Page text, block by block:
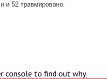
и 52 травмировано.
console to find out why.